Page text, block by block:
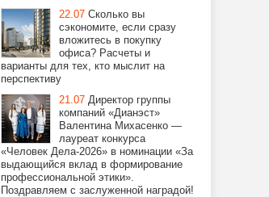
22.07 Сколько вы
сэкономите, если сразу
вложитесь в покупку
офиса? Расчеты и
варианты для тех, кто мыслит на
перспективу
21.07 Директор группы
компаний «Дианэст»
Валентина Михасенко —
лауреат конкурса
«Человек Дела-2026» в номинации «За
выдающийся вклад в формирование
профессиональной этики».
Поздравляем с заслуженной наградой!